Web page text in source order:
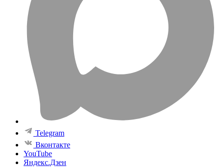
Telegram
Вконтакте
YouTube
Яндекс.Дзен